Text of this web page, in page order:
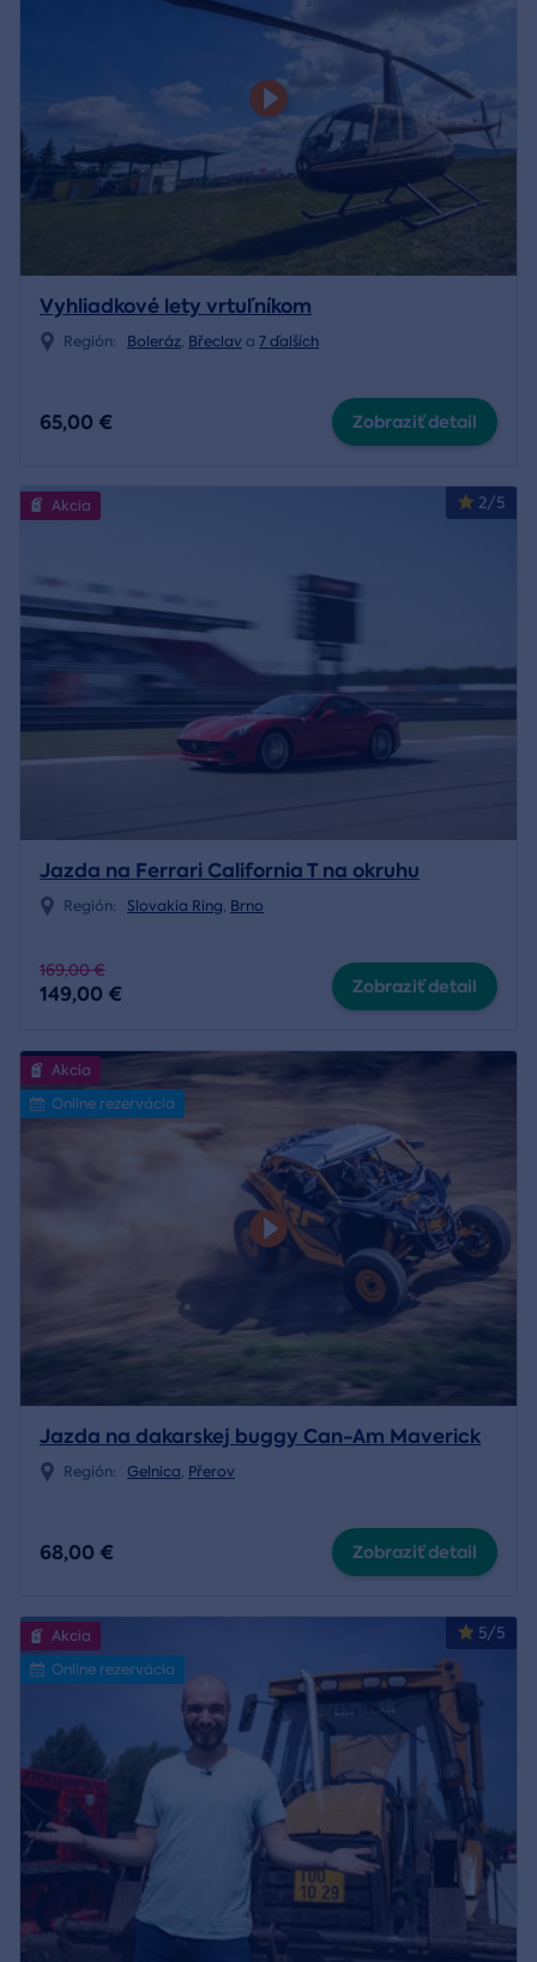
Vyhliadkové lety vrtuľníkom
Región: Boleráz, Břeclav a 7 ďalších
65,00 € Zobraziť detail
2/5
Akcia
Jazda na Ferrari California T na okruhu
Región: Slovakia Ring, Brno
169,00 €
149,00 € Zobraziť detail
Akcia
Online rezervácia
Jazda na dakarskej buggy Can-Am Maverick
Región: Gelnica, Přerov
68,00 € Zobraziť detail
5/5
Akcia
Online rezervácia